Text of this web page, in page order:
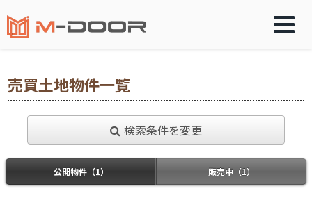
売買土地物件一覧
検索条件を変更
公開物件（1） 販売中（1）